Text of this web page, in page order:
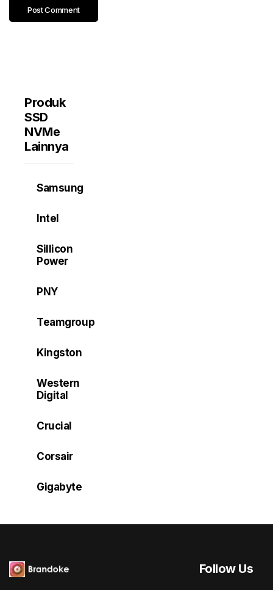
Produk
SSD
NVMe
Lainnya
Samsung
Intel
Sillicon
Power
PNY
Teamgroup
Kingston
Western
Digital
Crucial
Corsair
Gigabyte
Follow Us